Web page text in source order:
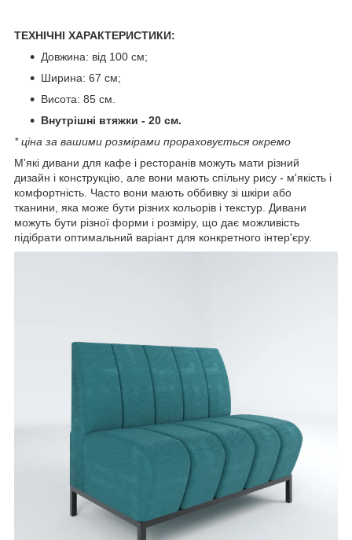
ТЕХНІЧНІ ХАРАКТЕРИСТИКИ:
Довжина: від 100 см;
Ширина: 67 см;
Висота: 85 см.
Внутрішні втяжки - 20 см.
* ціна за вашими розмірами прораховується окремо
М'які дивани для кафе і ресторанів можуть мати різний
дизайн і конструкцію, але вони мають спільну рису - м'якість і
комфортність. Часто вони мають оббивку зі шкіри або
тканини, яка може бути різних кольорів і текстур. Дивани
можуть бути різної форми і розміру, що дає можливість
підібрати оптимальний варіант для конкретного інтер'єру.